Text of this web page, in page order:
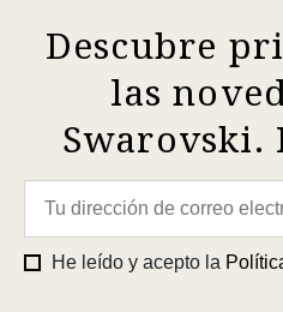
Descubre
las
Swarovski.
He leído y acepto la